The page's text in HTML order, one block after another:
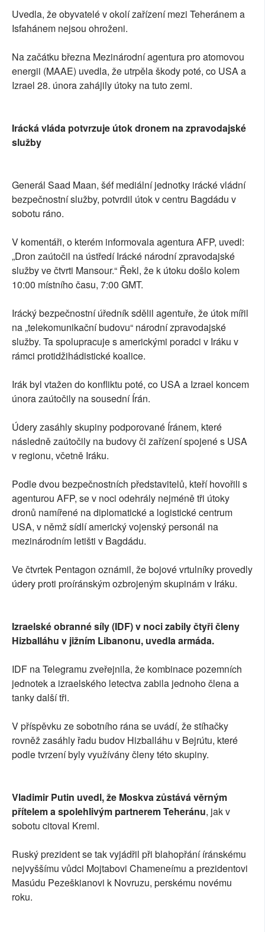
Uvedla, že obyvatelé v okolí zařízení mezi Teheránem a
Isfahánem nejsou ohroženi.
Na začátku března Mezinárodní agentura pro atomovou
energii (MAAE) uvedla, že utrpěla škody poté, co USA a
Izrael 28. února zahájily útoky na tuto zemi.
Irácká vláda potvrzuje útok dronem na zpravodajské
služby
Generál Saad Maan, šéf mediální jednotky irácké vládní
bezpečnostní služby, potvrdil útok v centru Bagdádu v
sobotu ráno.
V komentáři, o kterém informovala agentura AFP, uvedl:
„Dron zaútočil na ústředí Irácké národní zpravodajské
služby ve čtvrti Mansour.“ Řekl, že k útoku došlo kolem
10:00 místního času, 7:00 GMT.
Irácký bezpečnostní úředník sdělil agentuře, že útok mířil
na „telekomunikační budovu“ národní zpravodajské
služby. Ta spolupracuje s americkými poradci v Iráku v
rámci protidžihádistické koalice.
Irák byl vtažen do konfliktu poté, co USA a Izrael koncem
února zaútočily na sousední Írán.
Údery zasáhly skupiny podporované Íránem, které
následně zaútočily na budovy či zařízení spojené s USA
v regionu, včetně Iráku.
Podle dvou bezpečnostních představitelů, kteří hovořili s
agenturou AFP, se v noci odehrály nejméně tři útoky
dronů namířené na diplomatické a logistické centrum
USA, v němž sídlí americký vojenský personál na
mezinárodním letišti v Bagdádu.
Ve čtvrtek Pentagon oznámil, že bojové vrtulníky provedly
údery proti proíránským ozbrojeným skupinám v Iráku.
Izraelské obranné síly (IDF) v noci zabily čtyři členy
Hizballáhu v jižním Libanonu, uvedla armáda.
IDF na Telegramu zveřejnila, že kombinace pozemních
jednotek a izraelského letectva zabila jednoho člena a
tanky další tři.
V příspěvku ze sobotního rána se uvádí, že stíhačky
rovněž zasáhly řadu budov Hizballáhu v Bejrútu, které
podle tvrzení byly využívány členy této skupiny.
Vladimir Putin uvedl, že Moskva zůstává věrným
přítelem a spolehlivým partnerem Teheránu, jak v
sobotu citoval Kreml.
Ruský prezident se tak vyjádřil při blahopřání íránskému
nejvyššímu vůdci Mojtabovi Chameneímu a prezidentovi
Masúdu Pezeškianovi k Novruzu, perskému novému
roku.